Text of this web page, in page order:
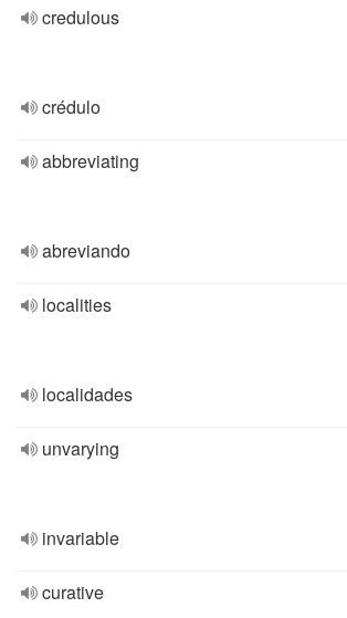
credulous
crédulo
abbreviating
abreviando
localities
localidades
unvarying
invariable
curative